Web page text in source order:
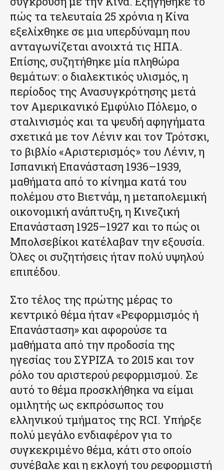
πώς τα τελευταία 25 χρόνια η Κίνα
εξελίχθηκε σε μια υπερδύναμη που
ανταγωνίζεται ανοιχτά τις ΗΠΑ.
Επίσης, συζητήθηκε μία πληθώρα
θεμάτων: ο διαλεκτικός υλισμός, η
περίοδος της Ανασυγκρότησης μετά
τον Αμερικανικό Εμφύλιο Πόλεμο, ο
σταλινισμός και τα ψευδή αφηγήματα
σχετικά με τον Λένιν και τον Τρότσκι,
το βιβλίο «Αριστερισμός» του Λένιν, η
Ισπανική Επανάσταση 1936–1939,
μαθήματα από το κίνημα κατά του
πολέμου στο Βιετνάμ, η μεταπολεμική
οικονομική ανάπτυξη, η Κινεζική
Επανάσταση 1925–1927 και το πώς οι
Μπολσεβίκοι κατέλαβαν την εξουσία.
Όλες οι συζητήσεις ήταν πολύ υψηλού
επιπέδου.
Στο τέλος της πρώτης μέρας το
κεντρικό θέμα ήταν «Ρεφορμισμός ή
Επανάσταση» και αφορούσε τα
μαθήματα από την προδοσία της
ηγεσίας του ΣΥΡΙΖΑ το 2015 και τον
ρόλο του αριστερού ρεφορμισμού. Σε
αυτό το θέμα προσκλήθηκα να είμαι
ομιλητής ως εκπρόσωπος του
ελληνικού τμήματος της RCI. Υπήρξε
πολύ μεγάλο ενδιαφέρον για το
συγκεκριμένο θέμα, κάτι στο οποίο
συνέβαλε και η εκλογή του ρεφορμιστή